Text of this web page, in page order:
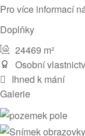
Pro více informací
Doplňky
24469 m²
Osobní
Ihned k mání
Galerie